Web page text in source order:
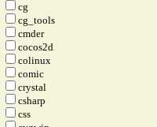
cg
cg_tools
cmder
cocos2d
colinux
comic
crystal
csharp
css